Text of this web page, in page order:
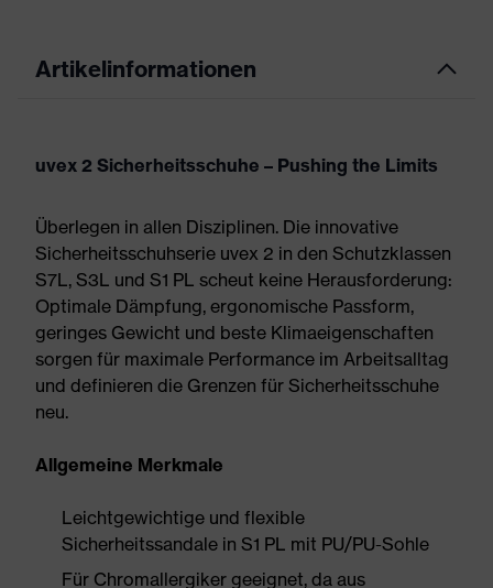
Artikelinformationen
uvex 2 Sicherheitsschuhe – Pushing the Limits
Überlegen in allen Disziplinen. Die innovative
Sicherheitsschuhserie uvex 2 in den Schutzklassen
S7L, S3L und S1 PL scheut keine Herausforderung:
Optimale Dämpfung, ergonomische Passform,
geringes Gewicht und beste Klimaeigenschaften
sorgen für maximale Performance im Arbeitsalltag
und definieren die Grenzen für Sicherheitsschuhe
neu.
Allgemeine Merkmale
Leichtgewichtige und flexible
Sicherheitssandale in S1 PL mit PU/PU-Sohle
Für Chromallergiker geeignet, da aus